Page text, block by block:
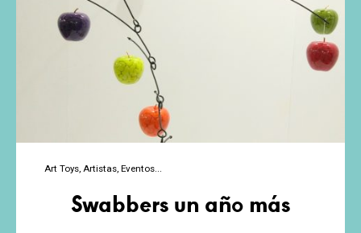
Art Toys Artistas Eventos
Swabbers un año más